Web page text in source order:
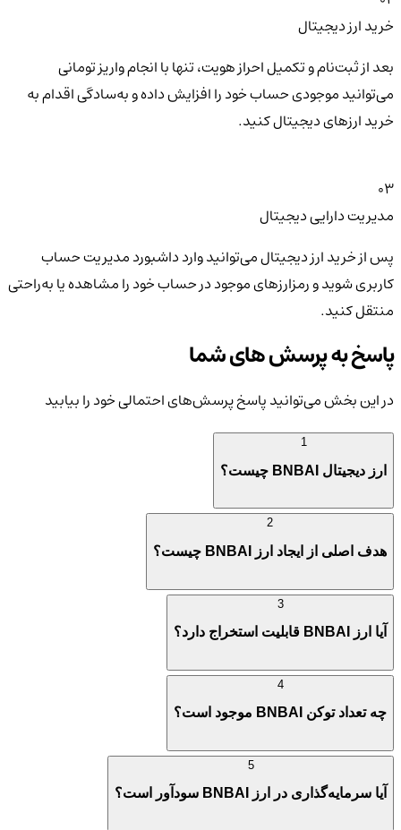
خرید ارز دیجیتال
بعد از ثبت‌نام و تکمیل احراز هویت، تنها با انجام واریز تومانی
می‌توانید موجودی حساب خود را افزایش داده و به‌سادگی اقدام به
خرید ارزهای دیجیتال کنید.
03
مدیریت دارایی دیجیتال
پس از خرید ارز دیجیتال می‌توانید وارد داشبورد مدیریت حساب
کاربری شوید و رمزارزهای موجود در حساب خود را مشاهده یا به‌راحتی
منتقل کنید.
پاسخ به پرسش های شما
در این بخش می‌توانید پاسخ پرسش‌های احتمالی خود را بیابید
ارز دیجیتال BNBAI چیست؟
هدف اصلی از ایجاد ارز BNBAI چیست؟
آیا ارز BNBAI قابلیت استخراج دارد؟
چه تعداد توکن BNBAI موجود است؟
آیا سرمایه‌گذاری در ارز BNBAI سودآور است؟